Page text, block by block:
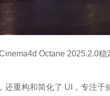
Octane 2025.2.0
还重构和简化了 UI，专注于